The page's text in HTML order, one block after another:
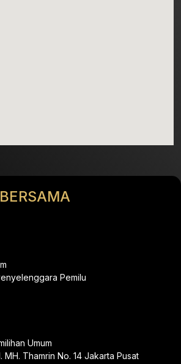
Pemilu
Umum
Thamrin No. 14 Jakarta Pusat